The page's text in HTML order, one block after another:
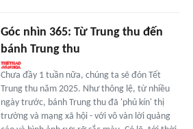
Góc nhìn 365: Từ Trung thu đến
bánh Trung thu
Chưa đầy 1 tuần nữa, chúng ta sẽ đón Tết
Trung thu năm 2025. Như thông lệ, từ nhiều
ngày trước, bánh Trung thu đã 'phủ kín' thị
trường và mạng xã hội - với vô vàn lời quảng